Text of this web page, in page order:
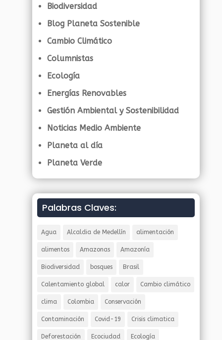
Biodiversidad
Blog Planeta Sostenible
Cambio Climático
Columnistas
Ecología
Energías Renovables
Gestión Ambiental y Sostenibilidad
Noticias Medio Ambiente
Planeta al día
Planeta Verde
Palabras Claves:
Agua Alcaldia de Medellín alimentación
alimentos Amazonas Amazonía
Biodiversidad bosques Brasil
Calentamiento global calor Cambio climático
clima Colombia Conservación
Contaminación Covid-19 Crisis climatica
Deforestación Ecociudad Ecología